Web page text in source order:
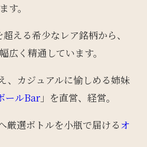
す。
える希少なレア銘柄から、
広く精通しています。
、カジュアルに愉しめる姉妹
ールBar 」を直営、経営。
厳選ボトルを小瓶で届ける オ